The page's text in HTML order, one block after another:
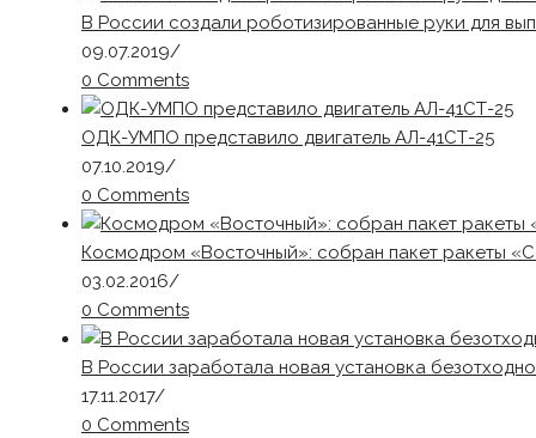
В России создали роботизированные руки для
09.07.2019/
0 Comments
ОДК-УМПО представило двигатель АЛ-41СТ-25
07.10.2019/
0 Comments
Космодром «Восточный»: собран пакет ракеты
03.02.2016/
0 Comments
В России заработала новая установка
17.11.2017/
0 Comments